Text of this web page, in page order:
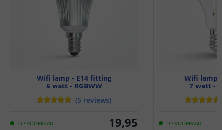
Wifi lamp - E14 fitting
5 watt - RGBWW
(5 reviews)
OP VOORRAAD 19,95
Wifi lamp
7 watt -
OP VOORRAAD